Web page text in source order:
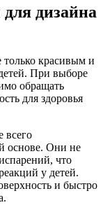
дизайна
только красивым и
При выборе
обращать
для здоровья
всего
основе. Они не
что
у детей.
и быстро